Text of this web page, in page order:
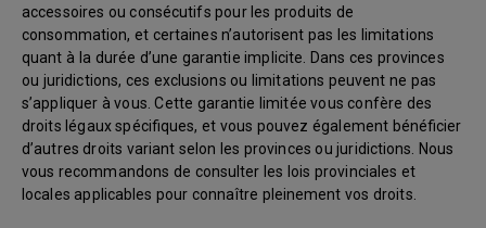
accessoires ou consécutifs pour les produits de
consommation, et certaines n’autorisent pas les limitations
quant à la durée d’une garantie implicite. Dans ces provinces
ou juridictions, ces exclusions ou limitations peuvent ne pas
s’appliquer à vous. Cette garantie limitée vous confère des
droits légaux spécifiques, et vous pouvez également bénéficier
d’autres droits variant selon les provinces ou juridictions. Nous
vous recommandons de consulter les lois provinciales et
locales applicables pour connaître pleinement vos droits.